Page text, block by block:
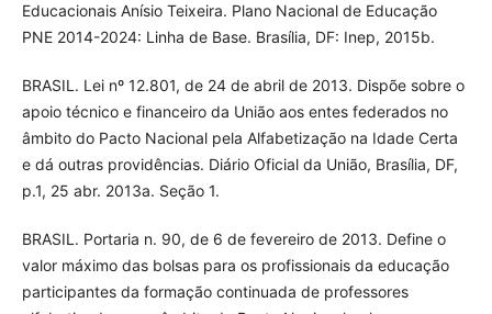
Educacionais Anísio Teixeira. Plano Nacional de Educação
PNE 2014-2024: Linha de Base. Brasília, DF: Inep, 2015b.
BRASIL. Lei nº 12.801, de 24 de abril de 2013. Dispõe sobre o
apoio técnico e financeiro da União aos entes federados no
âmbito do Pacto Nacional pela Alfabetização na Idade Certa
e dá outras providências. Diário Oficial da União, Brasília, DF,
p.1, 25 abr. 2013a. Seção 1.
BRASIL. Portaria n. 90, de 6 de fevereiro de 2013. Define o
valor máximo das bolsas para os profissionais da educação
participantes da formação continuada de professores